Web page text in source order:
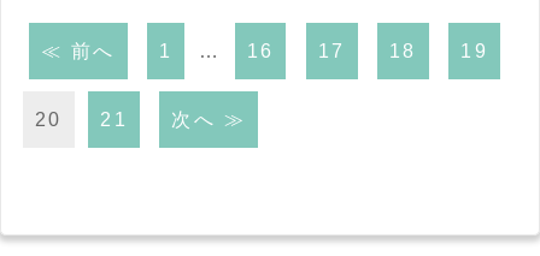
≪ 前へ 1 … 16 17 18 19
20 21 次へ ≫